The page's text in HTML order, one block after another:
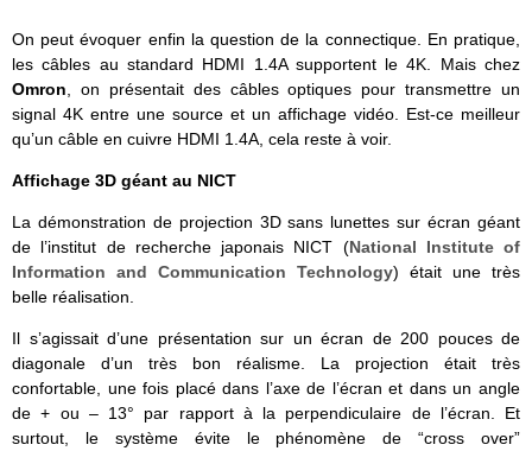
On peut évoquer enfin la question de la connectique. En pratique,
les câbles au standard HDMI 1.4A supportent le 4K. Mais chez
Omron , on présentait des câbles optiques pour transmettre un
signal 4K entre une source et un affichage vidéo. Est-ce meilleur
qu’un câble en cuivre HDMI 1.4A, cela reste à voir.
Affichage 3D géant au NICT
La démonstration de projection 3D sans lunettes sur écran géant
de l’institut de recherche japonais NICT (National Institute of
Information and Communication Technology) était une très
belle réalisation.
Il s’agissait d’une présentation sur un écran de 200 pouces de
diagonale d’un très bon réalisme. La projection était très
confortable, une fois placé dans l’axe de l’écran et dans un angle
de + ou – 13° par rapport à la perpendiculaire de l’écran. Et
surtout, le système évite le phénomène de “cross over”